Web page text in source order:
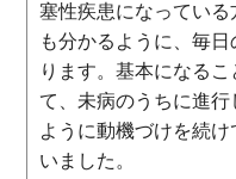
塞性疾患になってい
も分かるように、毎
ります。基本になる
て、未病のうちに進
ように動機づけを続
いました。